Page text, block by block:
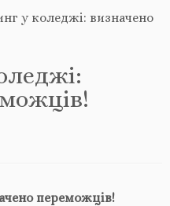
у коледжі: визначено
переможців!